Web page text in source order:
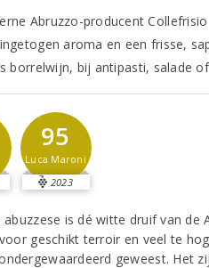
Abruzzo-producent Collefrisio
aroma en een frisse,
borrelwijn, bij antipasti, salade
95
Luca Maroni
2023
abuzzese is dé witte druif van de
geschikt terroir en veel te
geweest. Het